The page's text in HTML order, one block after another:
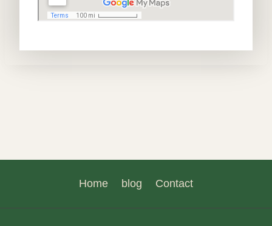
Home blog Contact